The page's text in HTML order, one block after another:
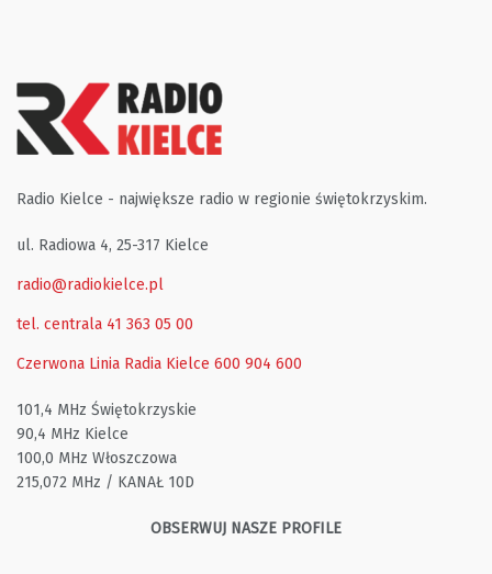
Radio Kielce - największe radio w regionie świętokrzyskim.
ul. Radiowa 4, 25-317 Kielce
radio@radiokielce.pl
tel. centrala 41 363 05 00
Czerwona Linia Radia Kielce 600 904 600
101,4 MHz Świętokrzyskie
90,4 MHz Kielce
100,0 MHz Włoszczowa
215,072 MHz / KANAŁ 10D
OBSERWUJ NASZE PROFILE